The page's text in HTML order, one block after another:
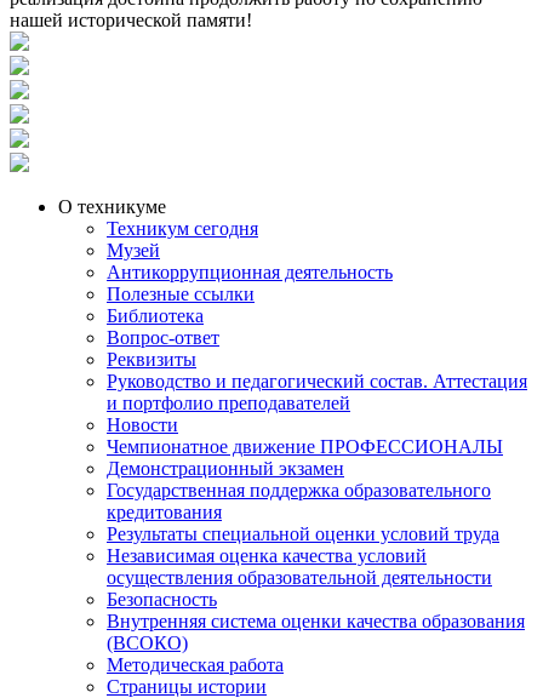
нашей исторической памяти!
О техникуме
Техникум сегодня
Музей
Антикоррупционная деятельность
Полезные ссылки
Библиотека
Вопрос-ответ
Реквизиты
Руководство и педагогический состав. Аттестация
и портфолио преподавателей
Новости
Чемпионатное движение ПРОФЕССИОНАЛЫ
Демонстрационный экзамен
Государственная поддержка образовательного
кредитования
Результаты специальной оценки условий труда
Независимая оценка качества условий
осуществления образовательной деятельности
Безопасность
Внутренняя система оценки качества образования
(ВСОКО)
Методическая работа
Страницы истории